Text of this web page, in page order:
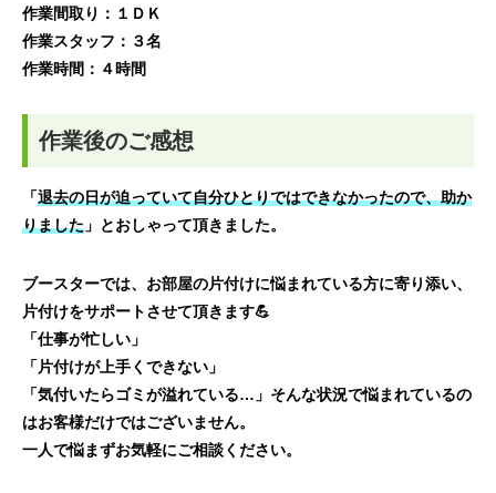
作業間取り：１ＤＫ
作業スタッフ：３名
作業時間：４時間
作業後のご感想
「退去の日が迫っていて自分ひとりではできなかったので、助か
りました 」とおしゃって頂きました。
ブースターでは、お部屋の片付けに悩まれている方に寄り添い、
片付けをサポートさせて頂きます💪
「仕事が忙しい」
「片付けが上手くできない」
「気付いたらゴミが溢れている…」そんな状況で悩まれているの
はお客様だけではございません。
一人で悩まずお気軽にご相談ください。